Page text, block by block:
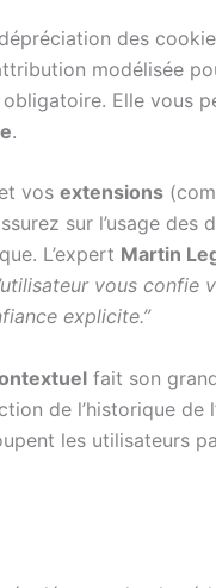
des
modélisée
Elle vous
.
et vos extensions
sur l’usage des
L’expert Martin
vous confie
explicite.”
fait son
de l’historique
les utilisateurs